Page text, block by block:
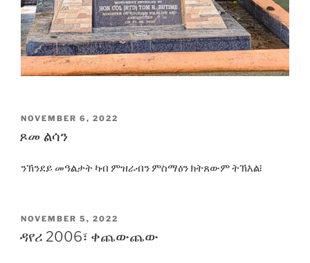
POSTED
NOVEMBER 6, 2022
ጾመ ልሳን
ንኽንደይ መዓልታት ካብ ምዝራብን ምስማዕን ክትጸውም ትኽእል፧
POSTED
NOVEMBER 5, 2022
ዳየሪ 2006፣ ቀጨውጨው